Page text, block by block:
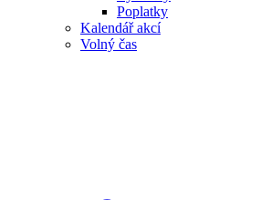
Poplatky
Kalendář akcí
Volný čas